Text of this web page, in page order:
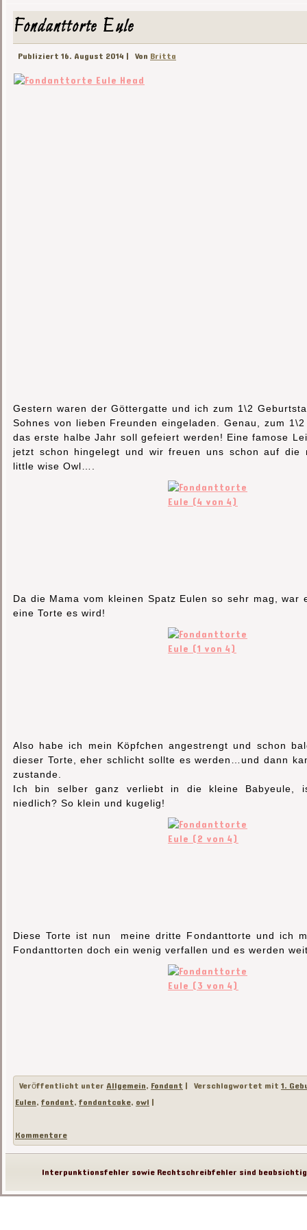
Fondanttorte Eule
Publiziert16. August 2014 | VonBritta
Gestern waren der Göttergatte und ich zum 1\2
Sohnes von lieben Freunden eingeladen. Genau, zum
das erste halbe Jahr soll gefeiert werden! Eine famose
jetzt schon hingelegt und wir freuen uns schon auf die
little wise Owl….
Da die Mama vom kleinen Spatz Eulen so sehr mag, war
eine Torte es wird!
Also habe ich mein Köpfchen angestrengt und schon
dieser Torte, eher schlicht sollte es werden…und dann
zustande.
Ich bin selber ganz verliebt in die kleine Babyeule,
niedlich? So klein und kugelig!
Diese Torte ist nun meine dritte Fondanttorte und ich
Fondanttorten doch ein wenig verfallen und es werden
Veröffentlicht unterAllgemein,Fondant| Verschlagwortet mit1.
Eulen,fondant,fondantcake,owl|
Kommentare
Interpunktionsfehler sowie Rechtschreibfehler sind